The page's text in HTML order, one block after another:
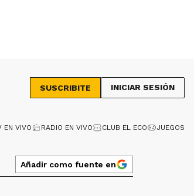
SUSCRIBITE INICIAR SESIÓN
EN VIVO RADIO EN VIVO CLUB EL ECO JUEGOS
Añadir como fuente en